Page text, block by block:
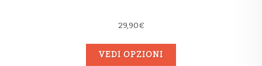
29,90€
VEDI OPZIONI